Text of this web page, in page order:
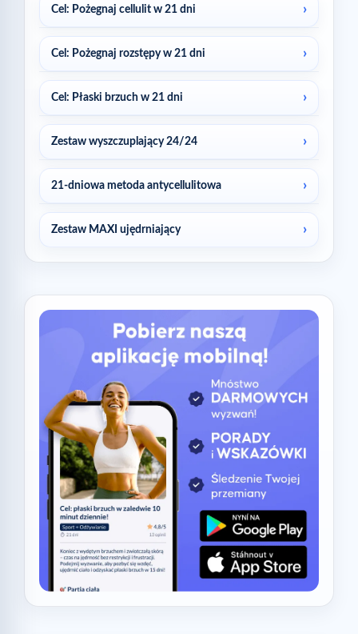
Cel: Pożegnaj cellulit w 21 dni
Cel: Pożegnaj rozstępy w 21 dni
Cel: Płaski brzuch w 21 dni
Zestaw wyszczuplający 24/24
21-dniowa metoda antycellulitowa
Zestaw MAXI ujędrniający